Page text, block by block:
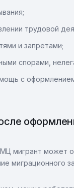
трудовой
и запретами;
спорами,
с
мигрант может
миграционного